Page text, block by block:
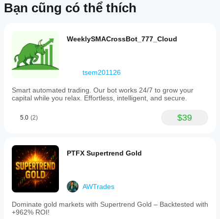
types
various
markets
including
commodities,
and
cryptocurrencies.
supports
swing
trading
on
5-
minute
charts
and
risk
management
Bạn cũng có thể thích
WeeklySMACrossBot_777_Cloud
tsem201126
Smart automated trading. Our bot works 24/7 to grow your
capital while you relax. Effortless, intelligent, and secure.
5.0 (2) $39
PTFX Supertrend Gold
AWTrades
Dominate gold markets with Supertrend Gold – Backtested with
+962% ROI!